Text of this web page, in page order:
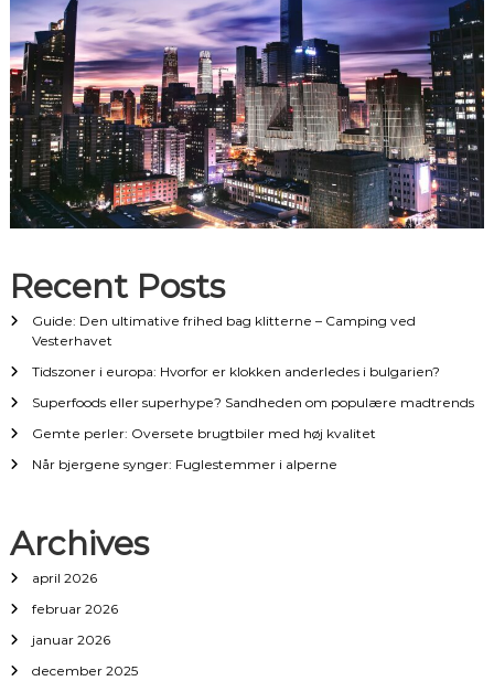
Recent Posts
Guide: Den ultimative frihed bag klitterne – Camping ved
Vesterhavet
Tidszoner i europa: Hvorfor er klokken anderledes i bulgarien?
Superfoods eller superhype? Sandheden om populære madtrends
Gemte perler: Oversete brugtbiler med høj kvalitet
Når bjergene synger: Fuglestemmer i alperne
Archives
april 2026
februar 2026
januar 2026
december 2025